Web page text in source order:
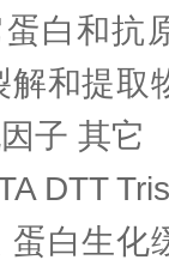
白和抗
和提取
子 其它
DTT
白生化